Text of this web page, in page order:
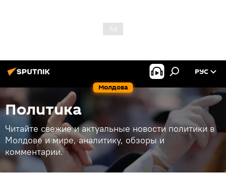
Молдова
РУС
Политика
Читайте свежие и актуальные новости политики в
Молдове и мире, аналитику, обзоры и
комментарии.